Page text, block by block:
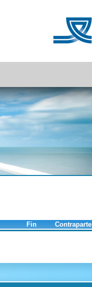
Fin Contraparte